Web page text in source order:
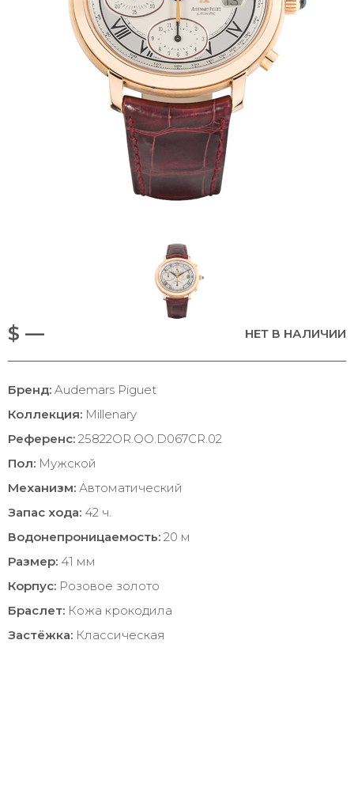
$ — НЕТ В НАЛИЧИИ
Бренд: Audemars Piguet
Коллекция: Millenary
Референс: 25822OR.OO.D067CR.02
Пол: Мужской
Механизм: Автоматический
Запас хода: 42 ч.
Водонепроницаемость: 20 м
Размер: 41 мм
Корпус: Розовое золото
Браслет: Кожа крокодила
Застёжка: Классическая